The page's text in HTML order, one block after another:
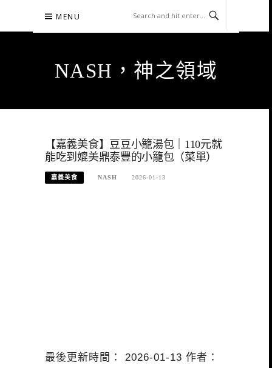
content
MENU
NASH，神之領域
【嘉義美食】豆豆小籠湯包｜110元就
能吃到媲美鼎泰豐的小籠包（菜單）
嘉義美食 NASH 2026-01-13
最後更新時間： 2026-01-13 作者：